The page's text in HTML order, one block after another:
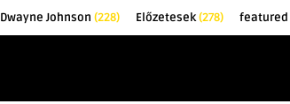
Dwayne Johnson (228) Előzetesek(278) featured